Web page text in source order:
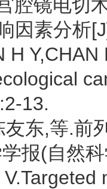
腔镜电切
因素分析
H
13.
东,等.前
报(自然